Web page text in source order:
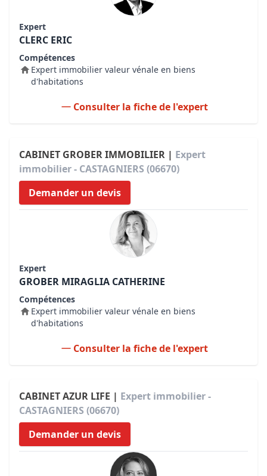
Expert
CLERC ERIC
Compétences
Expert immobilier valeur vénale en biens
d'habitations
Consulter la fiche de l'expert
CABINET GROBER IMMOBILIER | Expert
immobilier - CASTAGNIERS (06670)
Demander un devis
Expert
GROBER MIRAGLIA CATHERINE
Compétences
Expert immobilier valeur vénale en biens
d'habitations
Consulter la fiche de l'expert
CABINET AZUR LIFE | Expert immobilier -
CASTAGNIERS (06670)
Demander un devis